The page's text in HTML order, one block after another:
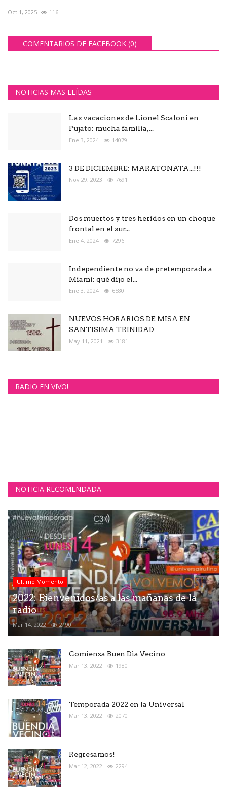
Oct 1, 2025 116
COMENTARIOS DE FACEBOOK (0)
NOTICIAS MAS LEÍDAS
Las vacaciones de Lionel Scaloni en
Pujato: mucha familia,...
Ene 3, 2024 14079
3 DE DICIEMBRE: MARATONATA...!!!
Nov 29, 2023 7691
Dos muertos y tres heridos en un choque
frontal en el sur...
Ene 4, 2024 7296
Independiente no va de pretemporada a
Miami: qué dijo el...
Ene 3, 2024 6580
NUEVOS HORARIOS DE MISA EN
SANTISIMA TRINIDAD
May 11, 2021 3181
RADIO EN VIVO!
NOTICIA RECOMENDADA
Ultimo Momento
2022: Bienvenidos/as a las mañanas de la
radio
Mar 14, 2022 2190
Comienza Buen Dìa Vecino
Mar 13, 2022 1980
Temporada 2022 en la Universal
Mar 13, 2022 2070
Regresamos!
Mar 12, 2022 2294